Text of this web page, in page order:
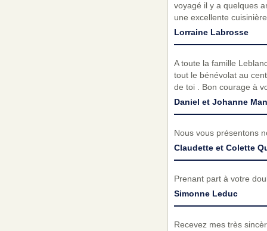
voyagé il y a quelques
une excellente
Lorraine Labrosse
A toute la famille
tout le bénévolat au
de toi . Bon courage à
Daniel et Johanne
Nous vous présentons
Claudette et Colette
Prenant part à votre
Simonne Leduc
Recevez mes très